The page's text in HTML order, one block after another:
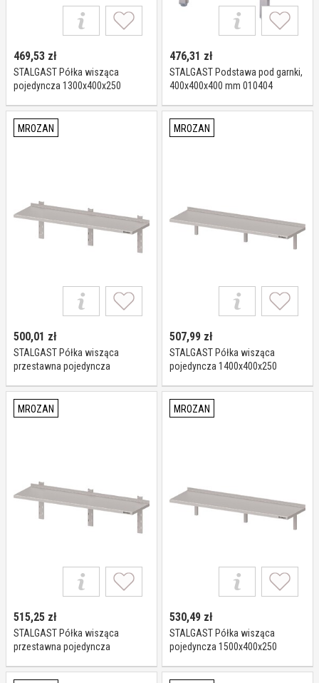
469,53 zł
STALGAST Półka wisząca
pojedyncza 1300x400x250
476,31 zł
STALGAST Podstawa pod garnki,
400x400x400 mm 010404
MROZAN
500,01 zł
STALGAST Półka wisząca
przestawna pojedyncza
MROZAN
507,99 zł
STALGAST Półka wisząca
pojedyncza 1400x400x250
MROZAN
515,25 zł
STALGAST Półka wisząca
przestawna pojedyncza
MROZAN
530,49 zł
STALGAST Półka wisząca
pojedyncza 1500x400x250